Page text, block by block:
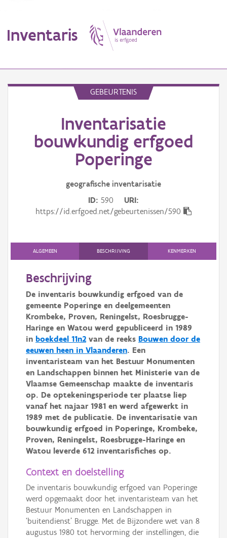
Inventaris
Aanduidingsobject
Gebeurtenis
Downloads
Hergebruik
Aanmelden
GEBEURTENIS
Inventarisatie
bouwkundig erfgoed
Poperinge
geografische inventarisatie
ID 590
URI
https://id.erfgoed.net/gebeurtenissen/590
ALGEMEEN BESCHRIJVING KENMERKEN
Beschrijving
De inventaris bouwkundig erfgoed van de
gemeente Poperinge en deelgemeenten
Krombeke, Proven, Reningelst, Roesbrugge-
Haringe en Watou werd gepubliceerd in 1989
in boekdeel 11n2 van de reeks Bouwen door de
eeuwen heen in Vlaanderen. Een
inventaristeam van het Bestuur Monumenten
en Landschappen binnen het Ministerie van de
Vlaamse Gemeenschap maakte de inventaris
op. De optekeningsperiode ter plaatse liep
vanaf het najaar 1981 en werd afgewerkt in
1989 met de publicatie. De inventarisatie van
bouwkundig erfgoed in Poperinge, Krombeke,
Proven, Reningelst, Roesbrugge-Haringe en
Watou leverde 612 inventarisfiches op.
Context en doelstelling
De inventaris bouwkundig erfgoed van Poperinge
werd opgemaakt door het inventaristeam van het
Bestuur Monumenten en Landschappen in
‘buitendienst’ Brugge. Met de Bijzondere wet van 8
augustus 1980 tot hervorming der instellingen, die